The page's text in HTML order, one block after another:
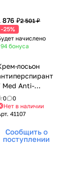
876 ₽2 501 ₽
-25%
начислено
бонуса
лосьон
Med Anti-
(Геволь),
мл
0
0
Нет в наличии
41107
Сообщить о
поступлении